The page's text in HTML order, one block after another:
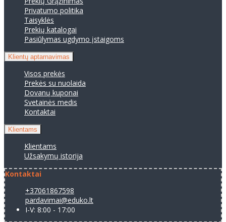
Privatumo politika
Taisyklės
Prekių katalogai
Pasiūlymas ugdymo įstaigoms
Klientų aptarnavimas
Visos prekės
Prekės su nuolaida
Dovanų kuponai
Svetainės medis
Kontaktai
Klientams
Klientams
Užsakymų istorija
Kontaktai
+37061867598
pardavimai@eduko.lt
I-V: 8:00 - 17:00